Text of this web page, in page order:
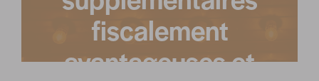
fiscalement
avantageuses et